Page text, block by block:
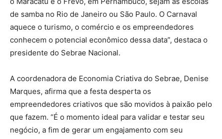
de samba no Rio de Janeiro ou São Paulo. O Carnaval
aquece o turismo, o comércio e os empreendedores
conhecem o potencial econômico dessa data”, destaca o
presidente do Sebrae Nacional.
A coordenadora de Economia Criativa do Sebrae, Denise
Marques, afirma que a festa desperta os
empreendedores criativos que são movidos à paixão pelo
que fazem. “É o momento ideal para validar e testar seu
negócio, a fim de gerar um engajamento com seu